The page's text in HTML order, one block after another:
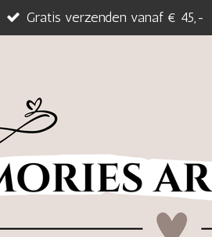
Gratis verzenden vanaf € 45,-